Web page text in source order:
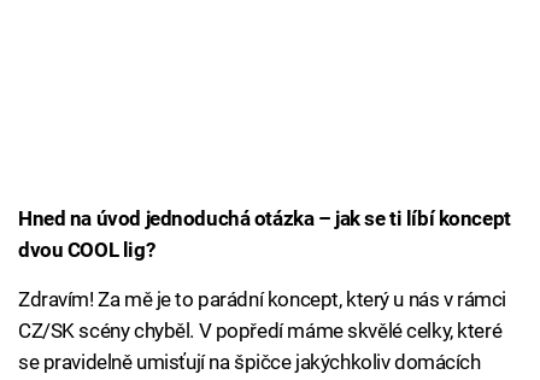
Hned na úvod jednoduchá otázka – jak se ti líbí koncept
dvou COOL lig?
Zdravím! Za mě je to parádní koncept, který u nás v rámci
CZ/SK scény chyběl. V popředí máme skvělé celky, které
se pravidelně umisťují na špičce jakýchkoliv domácích